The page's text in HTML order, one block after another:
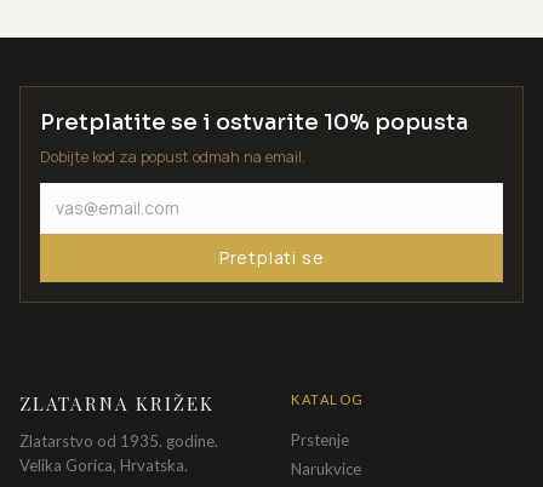
Pretplatite se i ostvarite 10% popusta
Dobijte kod za popust odmah na email.
Pretplati se
ZLATARNA KRIŽEK
Zlatarstvo od 1935. godine.
Velika Gorica, Hrvatska.
KATALOG
Prstenje
Narukvice